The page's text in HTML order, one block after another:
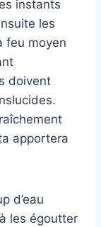
instants
les
feu moyen
doivent
apportera
d’eau
les égoutter